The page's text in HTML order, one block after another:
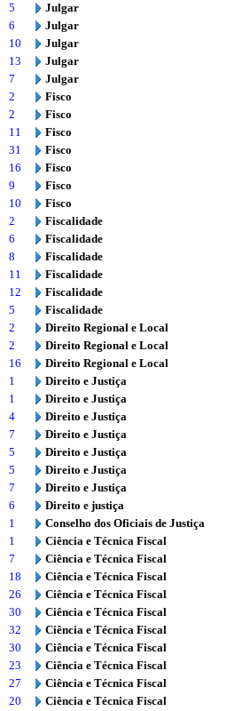
5
Julgar
6
Julgar
10
Julgar
13
Julgar
7
Julgar
2
Fisco
2
Fisco
11
Fisco
31
Fisco
16
Fisco
9
Fisco
10
Fisco
2
Fiscalidade
6
Fiscalidade
8
Fiscalidade
11
Fiscalidade
12
Fiscalidade
5
Fiscalidade
2
Direito Regional e Local
2
Direito Regional e Local
16
Direito Regional e Local
1
Direito e Justiça
1
Direito e Justiça
4
Direito e Justiça
7
Direito e Justiça
5
Direito e Justiça
5
Direito e Justiça
7
Direito e Justiça
6
Direito e justiça
1
Conselho dos Oficiais de Justiça
1
Ciência e Técnica Fiscal
7
Ciência e Técnica Fiscal
18
Ciência e Técnica Fiscal
26
Ciência e Técnica Fiscal
30
Ciência e Técnica Fiscal
32
Ciência e Técnica Fiscal
30
Ciência e Técnica Fiscal
23
Ciência e Técnica Fiscal
27
Ciência e Técnica Fiscal
20
Ciência e Técnica Fiscal